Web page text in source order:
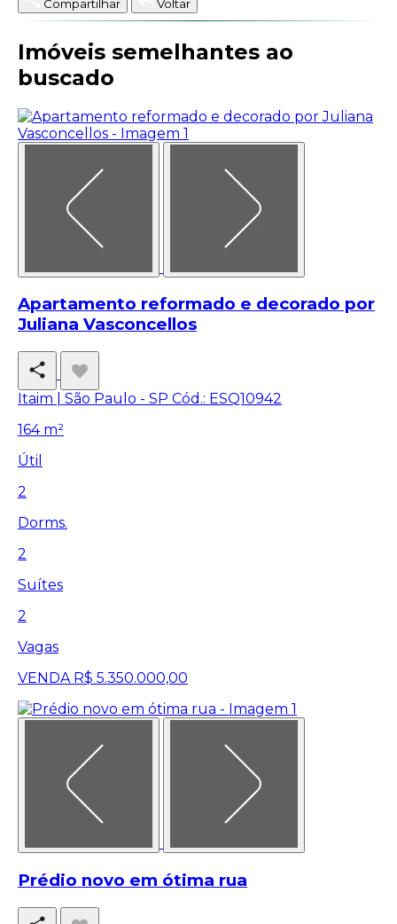
Compartilhar Voltar
Imóveis semelhantes ao
buscado
Apartamento reformado e decorado por
Juliana Vasconcellos
Itaim | São Paulo - SP Cód.: ESQ10942
164 m²
Útil
2
Dorms.
2
Suítes
2
Vagas
VENDA R$ 5.350.000,00
Prédio novo em ótima rua